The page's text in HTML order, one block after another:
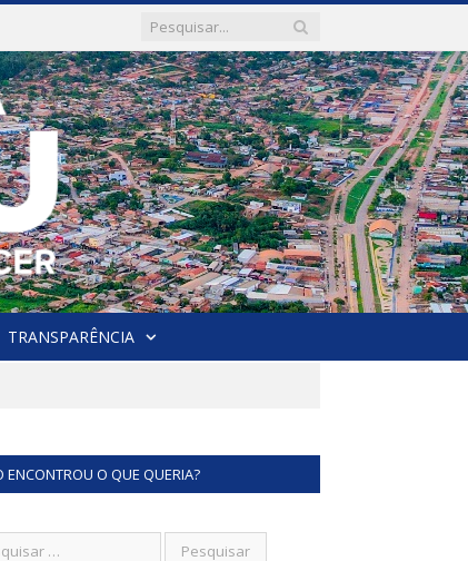
TRANSPARÊNCIA
ENCONTROU O QUE QUERIA?